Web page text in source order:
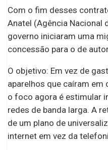
Com o fim desses
Anatel (Agência Nacional
governo iniciaram uma
concessão para o de
O objetivo: Em vez de
aparelhos que caíram em
o foco agora é estimular
redes de banda larga. A
de um plano de
internet em vez da